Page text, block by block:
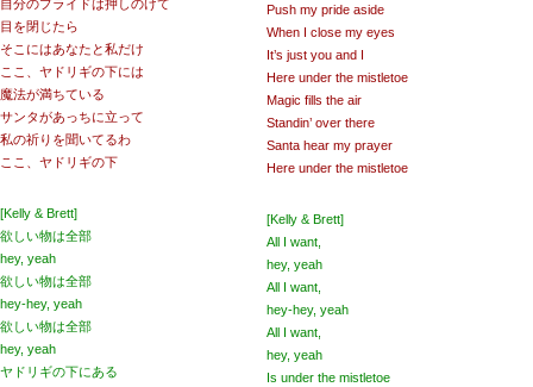
自分のプライドは押しのけて
目を閉じたら
そこにはあなたと私だけ
ここ、ヤドリギの下には
魔法が満ちている
サンタがあっちに立って
私の祈りを聞いてるわ
ここ、ヤドリギの下
[Kelly & Brett]
欲しい物は全部
hey, yeah
欲しい物は全部
hey-hey, yeah
欲しい物は全部
hey, yeah
ヤドリギの下にある
Push my pride aside
When I close my eyes
It’s just you and I
Here under the mistletoe
Magic fills the air
Standin’ over there
Santa hear my prayer
Hеre under the mistlеtoe
[Kelly & Brett]
All I want,
hey, yeah
All I want,
hey-hey, yeah
All I want,
hey, yeah
Is under the mistletoe